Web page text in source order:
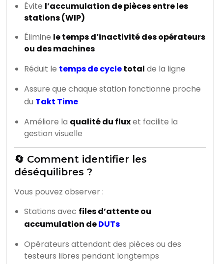
Évite l’accumulation de pièces entre les
stations (WIP)
Élimine le temps d’inactivité des opérateurs
ou des machines
Réduit le temps de cycletotal de la ligne
Assure que chaque station fonctionne proche
du Takt Time
Améliore la qualité du fluxet facilite la
gestion visuelle
🔄 Comment identifier les
déséquilibres ?
Vous pouvez observer :
Stations avec files d’attente ou
accumulation deDUTs
Opérateurs attendant des pièces ou des
testeurs libres pendant longtemps